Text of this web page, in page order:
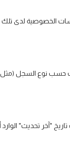
الخصوصية لدى
حسب نوع السجل (مثل
تاريخ "آخر تحديث"